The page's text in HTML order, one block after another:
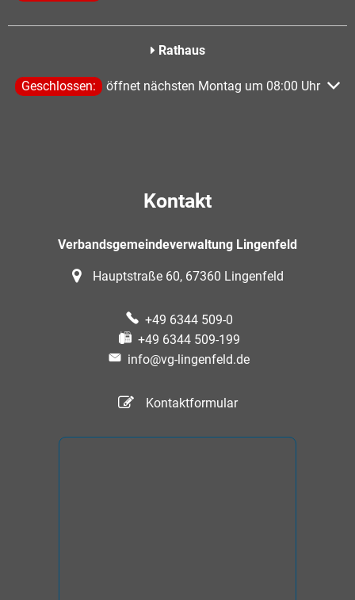
Rathaus
Klicken, um weitere Öffnungs- oder Schließzeiten
Geschlossen: öffnet nächsten Montag um 08:00 Uhr
Kontakt
Verbandsgemeindeverwaltung Lingenfeld
Hauptstraße 60, 67360 Lingenfeld
+49 6344 509-0
+49 6344 509-199
info@vg-lingenfeld.de
Kontaktformular